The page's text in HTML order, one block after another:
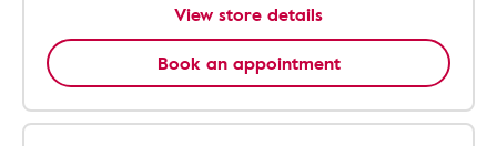
View store details
Book an appointment